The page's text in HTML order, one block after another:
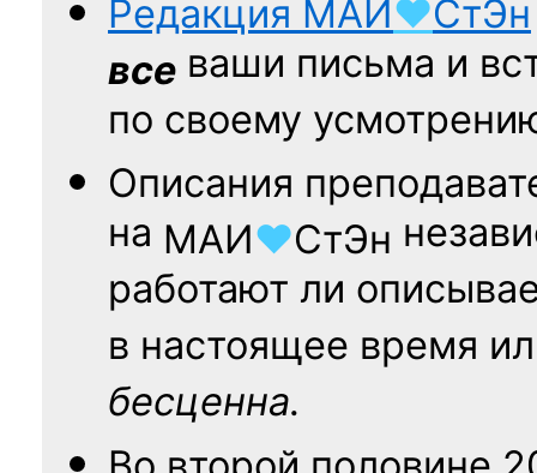
Редакция МАИ♥СтЭн
все ваши письма и
по своему
Описания
на МАИ♥СтЭн
работают ли
в настоящее время
бесценна.